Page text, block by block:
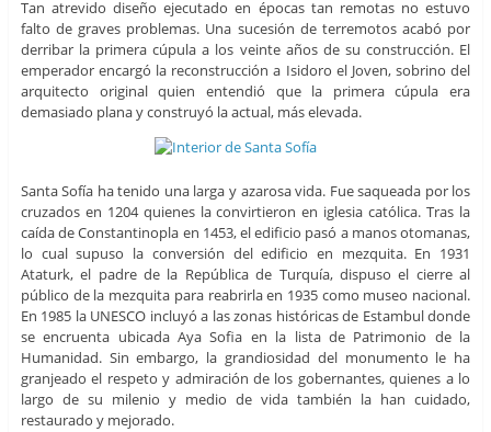
Tan atrevido diseño ejecutado en épocas tan remotas no estuvo
falto de graves problemas. Una sucesión de terremotos acabó por
derribar la primera cúpula a los veinte años de su construcción. El
emperador encargó la reconstrucción a Isidoro el Joven, sobrino del
arquitecto original quien entendió que la primera cúpula era
demasiado plana y construyó la actual, más elevada.
Santa Sofía ha tenido una larga y azarosa vida. Fue saqueada por los
cruzados en 1204 quienes la convirtieron en iglesia católica. Tras la
caída de Constantinopla en 1453, el edificio pasó a manos otomanas,
lo cual supuso la conversión del edificio en mezquita. En 1931
Ataturk, el padre de la República de Turquía, dispuso el cierre al
público de la mezquita para reabrirla en 1935 como museo nacional.
En 1985 la UNESCO incluyó a las zonas históricas de Estambul donde
se encruenta ubicada Aya Sofia en la lista de Patrimonio de la
Humanidad. Sin embargo, la grandiosidad del monumento le ha
granjeado el respeto y admiración de los gobernantes, quienes a lo
largo de su milenio y medio de vida también la han cuidado,
restaurado y mejorado.